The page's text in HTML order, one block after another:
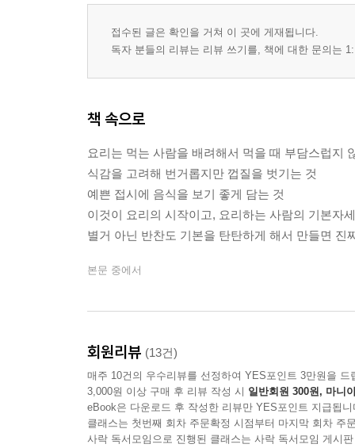
접수된 글은 확인을 거쳐 이 곳에 게재됩니다.
독자 분들의 리뷰는 리뷰 쓰기를, 책에 대한 문의는
책 속으로
요리는 먹는 사람을 배려해서 먹을 때 부담스럽지
식감을 고려해 번거롭지만 껍질을 벗기는 것
예쁜 접시에 음식을 보기 좋게 담는 것
이것이 요리의 시작이고, 요리하는 사람의 기본자
별거 아닌 반찬도 기본을 탄탄하게 해서 만들면 진
본문 중에서
회원리뷰 (13건)
매주 10건의 우수리뷰를 선정하여 YES포인트 3만원을 드
3,000원 이상 구매 후 리뷰 작성 시 일반회원 300원, 마니
eBook은 다운로드 후 작성한 리뷰만 YES포인트 지급됩니
클래스는 첫번째 회차 주문확정 시점부터 마지막 회차 주
사락 독서모임으로 진행된 클래스는 사락 독서모임 게시